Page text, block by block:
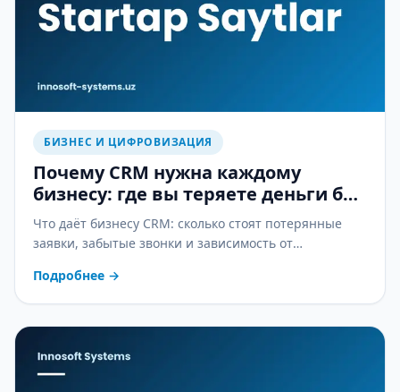
БИЗНЕС И ЦИФРОВИЗАЦИЯ
Почему CRM нужна каждому
бизнесу: где вы теряете деньги без
неё
Что даёт бизнесу CRM: сколько стоят потерянные
заявки, забытые звонки и зависимость от
Подробнее →